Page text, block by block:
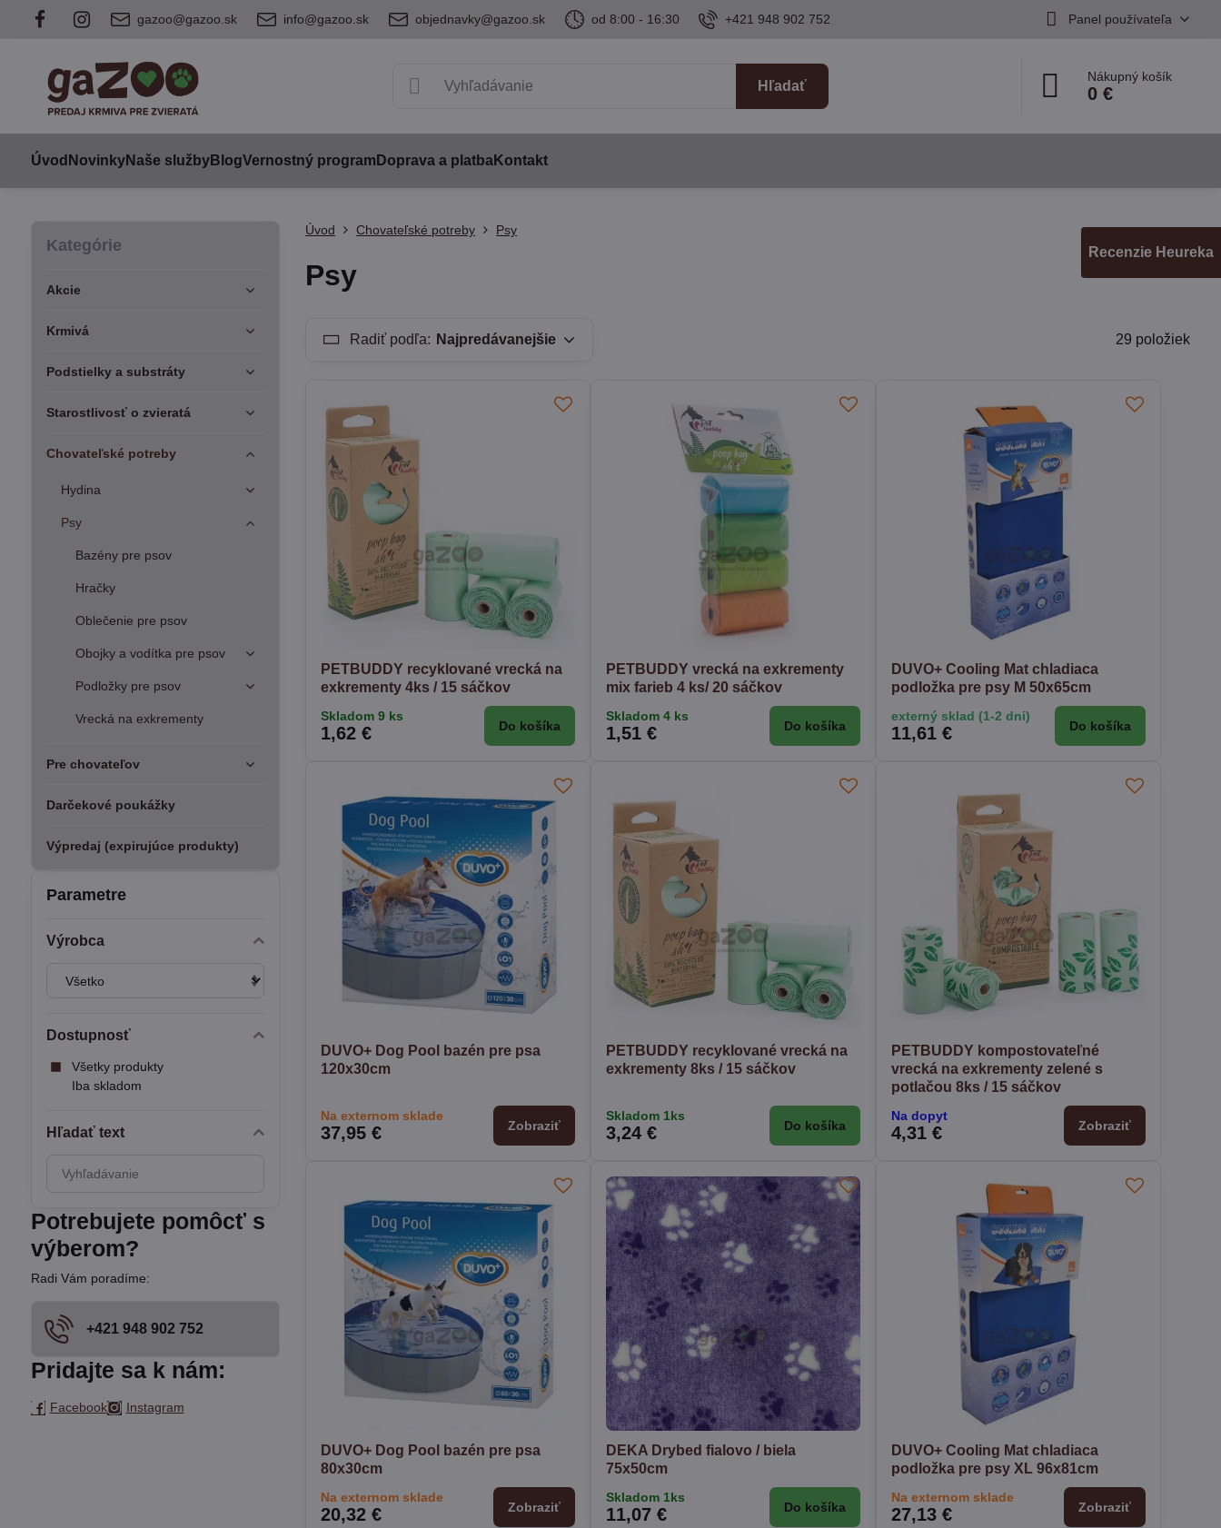
gazoo@gazoo.sk info@gazoo.sk objednavky@gazoo.sk od 8:00 - 16:30 +421 948 902 752 Panel používateľa
Hľadať
Nákupný košík
0 €
Úvod NovinkyNaše službyBlogVernostný program Doprava a platbaKontakt
Úvod Chovateľské potreby Psy
Psy
Radiť podľa: Najpredávanejšie 29 položiek
PETBUDDY recyklované vrecká na
exkrementy 4ks / 15 sáčkov
Skladom 9 ks
1,62 € Do košíka
PETBUDDY vrecká na exkrementy
mix farieb 4 ks/ 20 sáčkov
Skladom 4 ks
1,51 € Do košíka
DUVO+ Cooling Mat chladiaca
podložka pre psy M 50x65cm
externý sklad (1-2 dni)
11,61 € Do košíka
DUVO+ Dog Pool bazén pre psa
120x30cm
Na externom sklade
37,95 € Zobraziť
PETBUDDY recyklované vrecká na
exkrementy 8ks / 15 sáčkov
Skladom 1ks
3,24 € Do košíka
PETBUDDY kompostovateľné
vrecká na exkrementy zelené s
potlačou 8ks / 15 sáčkov
Na dopyt
4,31 € Zobraziť
DUVO+ Dog Pool bazén pre psa
80x30cm
Na externom sklade
20,32 € Zobraziť
DEKA Drybed fialovo / biela
75x50cm
Skladom 1ks
11,07 € Do košíka
DUVO+ Cooling Mat chladiaca
podložka pre psy XL 96x81cm
Na externom sklade
27,13 € Zobraziť
Parametre
Výrobca
Dostupnosť
Všetky produkty
Iba skladom
Hľadať text
výsledky
fulltextom
Potrebujete pomôcť s
výberom?
Radi Vám poradíme:
+421 948 902 752
Kategórie
Akcie
Krmivá
Podstielky a substráty
Starostlivosť o zvieratá
Chovateľské potreby
Hydina
Psy
Bazény pre psov
Hračky
Oblečenie pre psov
Obojky a vodítka pre psov
Podložky pre psov
Vrecká na exkrementy
Pre chovateľov
Darčekové poukážky
Výpredaj (expirujúce produkty)
Pridajte sa k nám:
Facebook Instagram
Recenzie Heureka